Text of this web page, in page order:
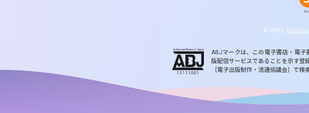
© 2026
ABJマークは、この電子書店・電子
版配信サービスであることを示す登
［電子出版制作・流通協議会］で検